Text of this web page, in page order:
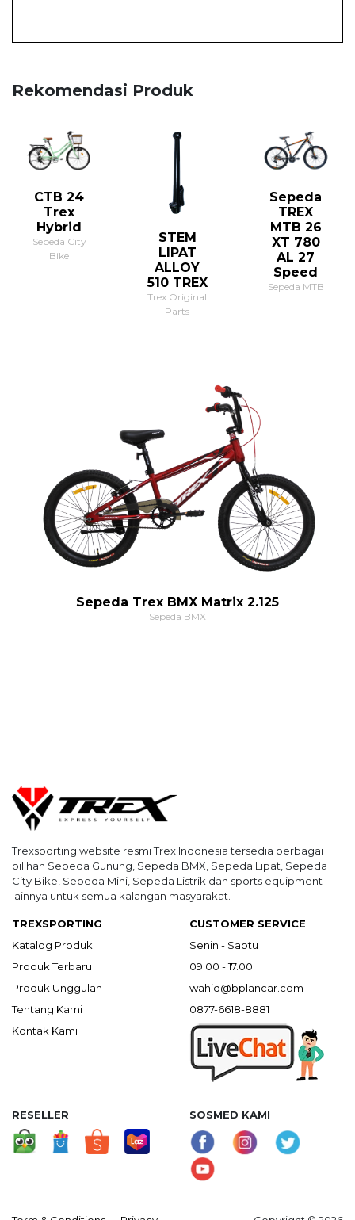
Rekomendasi Produk
CTB 24
Trex
Hybrid
Sepeda City
Bike
STEM
LIPAT
ALLOY
510 TREX
Trex Original
Parts
Sepeda
TREX
MTB 26
XT 780
AL 27
Speed
Sepeda MTB
Sepeda Trex BMX Matrix 2.125
Sepeda BMX
Trexsporting website resmi Trex Indonesia tersedia berbagai
pilihan Sepeda Gunung, Sepeda BMX, Sepeda Lipat, Sepeda
City Bike, Sepeda Mini, Sepeda Listrik dan sports equipment
lainnya untuk semua kalangan masyarakat.
TREXSPORTING
Katalog Produk
Produk Terbaru
Produk Unggulan
Tentang Kami
Kontak Kami
CUSTOMER SERVICE
Senin - Sabtu
09.00 - 17.00
wahid@bplancar.com
0877-6618-8881
RESELLER SOSMED KAMI